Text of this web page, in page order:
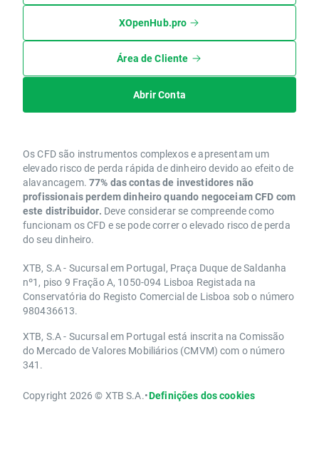
XOpenHub.pro
Área de Cliente
Abrir Conta
Os CFD são instrumentos complexos e apresentam um
elevado risco de perda rápida de dinheiro devido ao efeito de
alavancagem. 77% das contas de investidores não
profissionais perdem dinheiro quando negoceiam CFD com
este distribuidor. Deve considerar se compreende como
funcionam os CFD e se pode correr o elevado risco de perda
do seu dinheiro.
XTB, S.A - Sucursal em Portugal, Praça Duque de Saldanha
nº1, piso 9 Fração A, 1050-094 Lisboa Registada na
Conservatória do Registo Comercial de Lisboa sob o número
980436613.
XTB, S.A - Sucursal em Portugal está inscrita na Comissão
do Mercado de Valores Mobiliários (CMVM) com o número
341.
Copyright 2026 © XTB S.A.•Definições dos cookies